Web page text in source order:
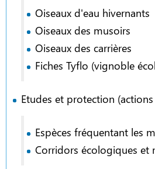
Oiseaux d'eau hivernants
Oiseaux des musoirs
Oiseaux des carrières
Fiches Tyflo (vignoble
Etudes et protection
Espèces fréquentant les
Corridors écologiques et